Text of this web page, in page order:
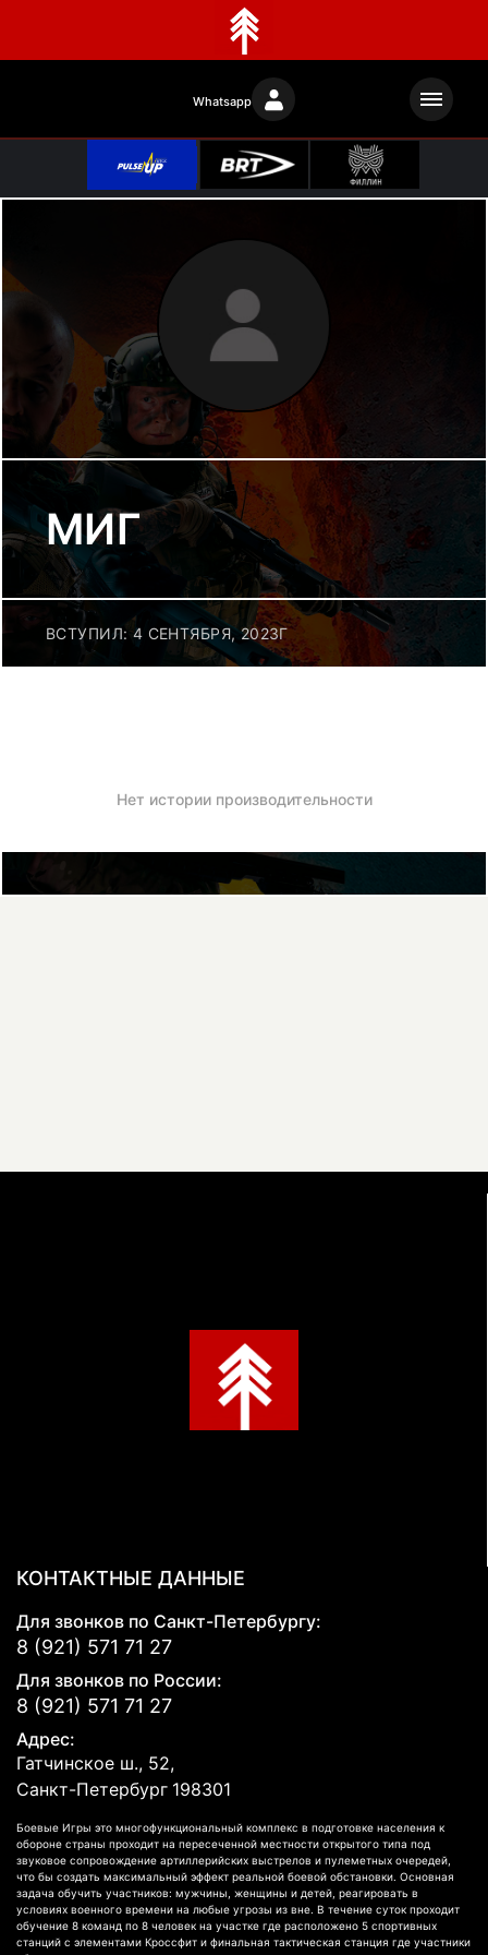
Whatsapp
МИГ
ВСТУПИЛ: 4 СЕНТЯБРЯ, 2023Г
Нет истории производительности
КОНТАКТНЫЕ ДАННЫЕ
Для звонков по Санкт-Петербургу:
8 (921) 571 71 27
Для звонков по России:
8 (921) 571 71 27
Адрес:
Гатчинское ш., 52,
Санкт-Петербург 198301
Боевые Игры это многофункциональный комплекс в подготовке населения к
обороне страны проходит на пересеченной местности открытого типа под
звуковое сопровождение артиллерийских выстрелов и пулеметных очередей,
что бы создать максимальный эффект реальной боевой обстановки. Основная
задача обучить участников: мужчины, женщины и детей, реагировать в
условиях военного времени на любые угрозы из вне. В течение суток проходит
обучение 8 команд по 8 человек на участке где расположено 5 спортивных
станций с элементами Кроссфит и финальная тактическая станция где участники